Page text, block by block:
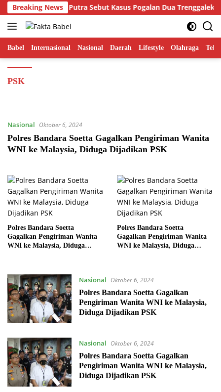
Langsung
ke
konten
Breaking NewsHamdi Putra Sebut Kasus Pogalan Dua Trenggalek
Babel Internasional Nasional Daerah Lifestyle Olahraga
PSK
Nasional Oktober 6, 2024
Polres Bandara Soetta Gagalkan Pengiriman Wanita
WNI ke Malaysia, Diduga Dijadikan PSK
Polres Bandara Soetta
Gagalkan Pengiriman Wanita
WNI ke Malaysia, Diduga
Polres Bandara Soetta
Gagalkan Pengiriman Wanita
WNI ke Malaysia, Diduga
Nasional Oktober 6, 2024
Polres Bandara Soetta Gagalkan
Pengiriman Wanita WNI ke Malaysia,
Diduga Dijadikan PSK
Nasional Oktober 6, 2024
Polres Bandara Soetta Gagalkan
Pengiriman Wanita WNI ke Malaysia,
Diduga Dijadikan PSK